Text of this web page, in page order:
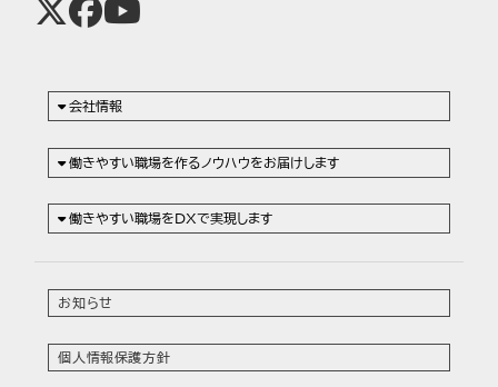
会社情報
働きやすい職場を作るノウハウをお届けします
働きやすい職場をDXで実現します
お知らせ
個人情報保護方針